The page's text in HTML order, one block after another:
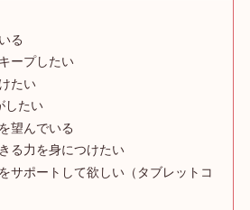
る
ープしたい
たい
したい
望んでいる
る力を身につけたい
サポートして欲しい（タブレットコ